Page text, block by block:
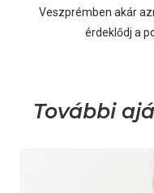
Veszprémben akár
érdeklődj a
További